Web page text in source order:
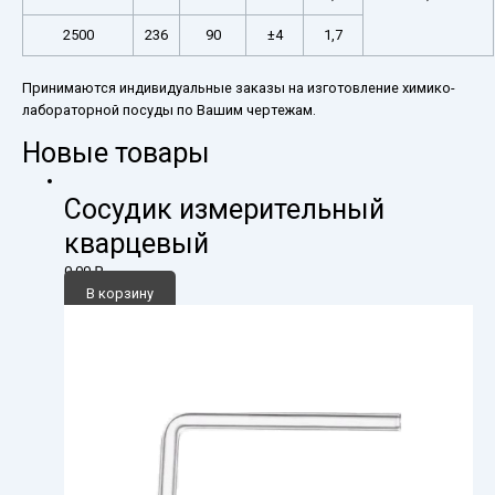
2500 236 90 ±4 1,7
Принимаются индивидуальные заказы на изготовление химико-
лабораторной посуды по Вашим чертежам.
Новые товары
Сосудик измерительный
кварцевый
0,00₽
В корзину